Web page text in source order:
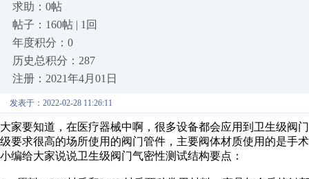
求助：0帖
帖子：160帖 | 1回
年度积分：0
历史总积分：287
注册：2021年4月01日
发表于：2022-02-28 11:26:11
大家要知道，在医疗器械中啊，很多设备都会应用到卫生级阀
级要求很高的场所使用的阀门管件，主要阀体材质使用的是手
小编给大家说说卫生级阀门气密性测试结构要点：